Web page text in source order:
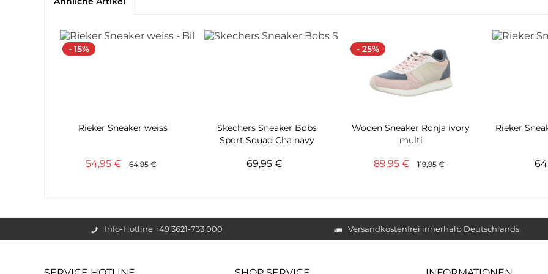
- 15%
Rieker Sneaker weiss
54,95 € 64,95 €
Skechers Sneaker Bobs
Sport Squad Cha navy
69,95 €
- 25%
Woden Sneaker Ronja ivory
multi
89,95 € 119,95 €
Rieker
Info-Hotline +49 3621-733 000 Versandkostenfrei innerhalb Deutschlands